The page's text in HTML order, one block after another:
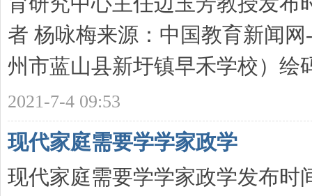
者 杨咏梅来源：中国教育新闻
州市蓝山县新圩镇早禾学校）绘
2021-7-4 09:53
现代家庭需要学学家政学
现代家庭需要学学家政学发布时